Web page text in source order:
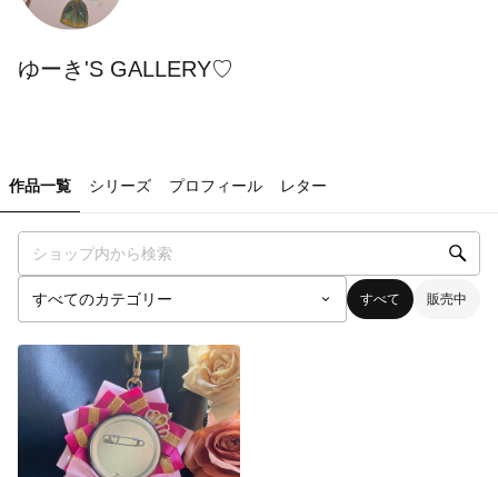
ゆーき'S GALLERY♡
作品一覧 シリーズ プロフィール レター
すべて 販売中